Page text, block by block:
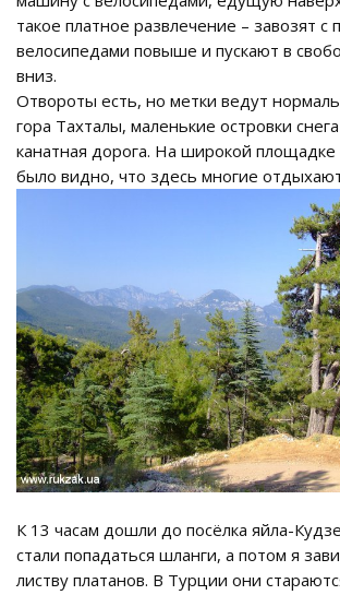
такое платное развлечение – завозят с
велосипедами повыше и пускают в
вниз.
Отвороты есть, но метки ведут
гора Тахталы, маленькие островки
канатная дорога. На широкой площадке
было видно, что здесь многие
К 13 часам дошли до посёлка яйла-
стали попадаться шланги, а потом я
листву платанов. В Турции они